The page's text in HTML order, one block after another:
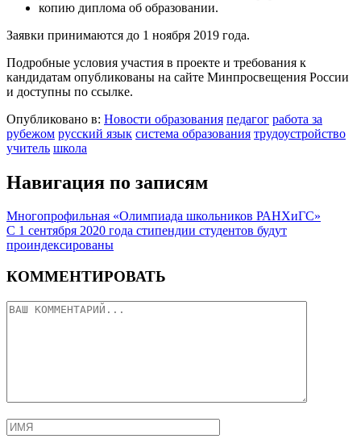
копию диплома об образовании.
Заявки принимаются до 1 ноября 2019 года.
Подробные условия участия в проекте и требования к
кандидатам опубликованы на сайте Минпросвещения России
и доступны по ссылке.
Опубликовано в: Новости образования педагог работа за
рубежом русский язык система образования трудоустройство
учитель школа
Навигация по записям
Многопрофильная «Олимпиада школьников РАНХиГС»
С 1 сентября 2020 года стипендии студентов будут
проиндексированы
КОММЕНТИРОВАТЬ